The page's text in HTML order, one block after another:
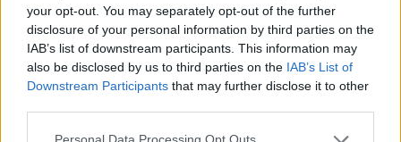
your opt-out. You may separately opt-out of the further
disclosure of your personal information by third parties on the
IAB’s list of downstream participants. This information may
also be disclosed by us to third parties on the IAB’s List of
Downstream Participants that may further disclose it to other
Please note that this website/app uses one or more Google
Contattaci per richiedere maggiori
informazioni o prenotare una